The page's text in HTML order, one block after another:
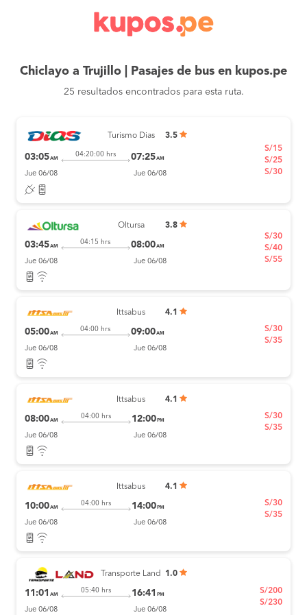
Chiclayo a Trujillo | Pasajes de bus en kupos.pe
25 resultados encontrados para esta ruta.
Turismo Dias 3.5
03:05AM
04:20:00 hrs 07:25AM
Jue 06/08 Jue 06/08
S/15
S/25
S/30
Oltursa 3.8
03:45AM
04:15 hrs 08:00AM
Jue 06/08 Jue 06/08
S/30
S/40
S/55
Ittsabus 4.1
05:00AM
04:00 hrs 09:00AM
Jue 06/08 Jue 06/08
S/30
S/35
Ittsabus 4.1
08:00AM
04:00 hrs 12:00 PM
Jue 06/08 Jue 06/08
S/30
S/35
Ittsabus 4.1
10:00AM
04:00 hrs 14:00 PM
Jue 06/08 Jue 06/08
S/30
S/35
Transporte Land 1.0
11:01 AM
05:40 hrs 16:41 PM
Jue 06/08 Jue 06/08
S/200
S/230